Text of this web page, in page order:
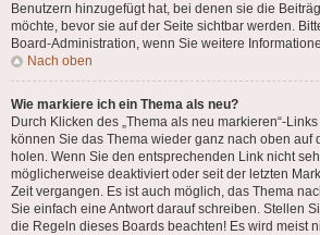
Benutzern hinzugefügt hat, bei denen sie die
möchte, bevor sie auf der Seite sichtbar werden.
Board-Administration, wenn Sie weitere
Nach oben
Wie markiere ich ein Thema als neu?
Durch Klicken des „Thema als neu markieren“-
können Sie das Thema wieder ganz nach oben auf
holen. Wenn Sie den entsprechenden Link nicht
möglicherweise deaktiviert oder seit der letzten
Zeit vergangen. Es ist auch möglich, das Thema
Sie einfach eine Antwort darauf schreiben. Stellen
die Regeln dieses Boards beachten! Es wird meist